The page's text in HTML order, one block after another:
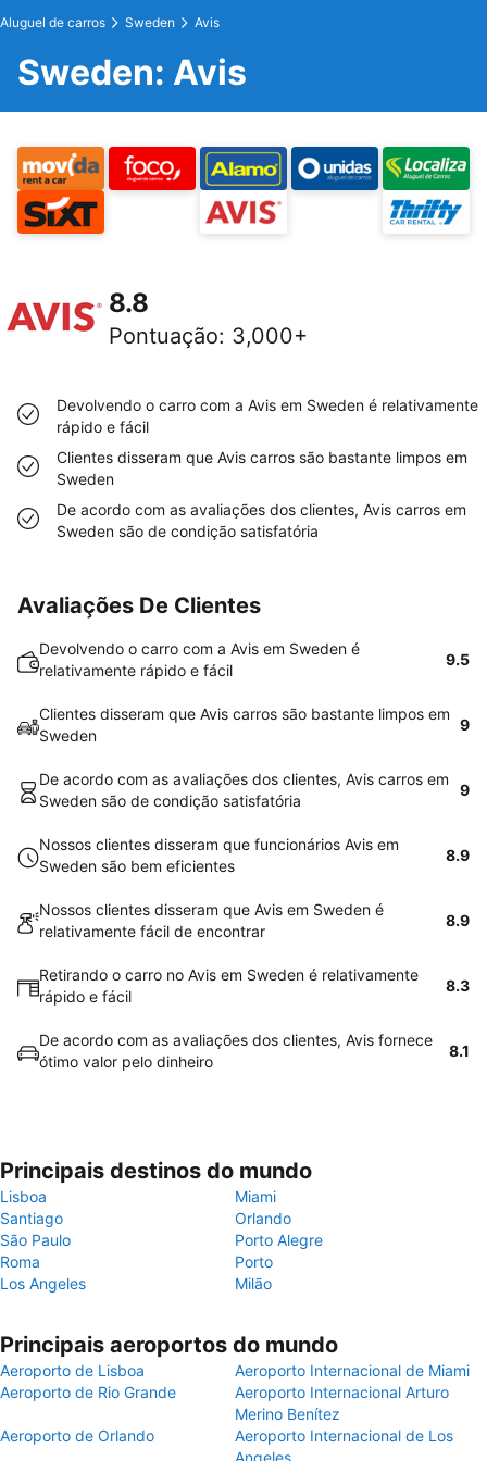
Aluguel de carros Sweden Avis
Sweden: Avis
8.8
Pontuação: 3,000+
Devolvendo o carro com a Avis em Sweden é relativamente
rápido e fácil
Clientes disseram que Avis carros são bastante limpos em
Sweden
De acordo com as avaliações dos clientes, Avis carros em
Sweden são de condição satisfatória
Avaliações De Clientes
Devolvendo o carro com a Avis em Sweden é
relativamente rápido e fácil
9.5
Clientes disseram que Avis carros são bastante limpos em
Sweden
9
De acordo com as avaliações dos clientes, Avis carros em
Sweden são de condição satisfatória
9
Nossos clientes disseram que funcionários Avis em
Sweden são bem eficientes
8.9
Nossos clientes disseram que Avis em Sweden é
relativamente fácil de encontrar
8.9
Retirando o carro no Avis em Sweden é relativamente
rápido e fácil
8.3
De acordo com as avaliações dos clientes, Avis fornece
ótimo valor pelo dinheiro
8.1
Principais destinos do mundo
Lisboa
Miami
Santiago
Orlando
São Paulo
Porto Alegre
Roma
Porto
Los Angeles
Milão
Principais aeroportos do mundo
Aeroporto de Lisboa
Aeroporto Internacional de Miami
Aeroporto de Rio Grande
Aeroporto Internacional Arturo
Merino Benítez
Aeroporto de Orlando
Aeroporto Internacional de Los
Angeles